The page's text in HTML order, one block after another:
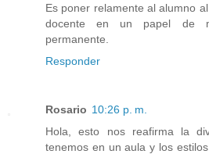
Es poner relamente al alumno
docente en un papel de
permanente.
Responder
Rosario 10:26 p. m.
Hola, esto nos reafirma la
tenemos en un aula y los